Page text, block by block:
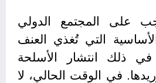
على المجتمع الدولي
التي تُغذي العنف
ذلك انتشار الأسلحة
في الوقت الحالي، لا